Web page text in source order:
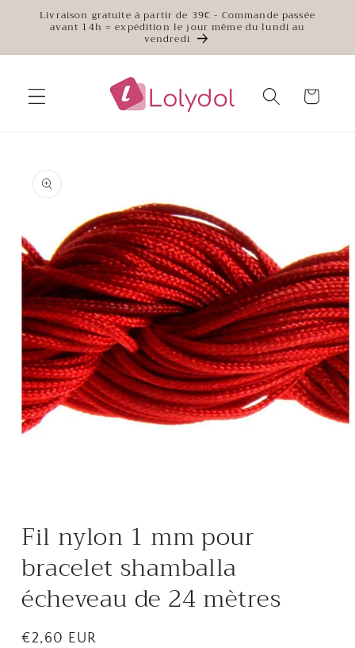
passer
contenu
Livraison gratuite à partir de 39€ - Commande passée
avant 14h = expédition le jour même du lundi au
vendredi
Panier
produits
1
dans
fenêtre
modale
Fil nylon 1 mm pour
bracelet shamballa
écheveau de 24 mètres
Prix
€2,60 EUR